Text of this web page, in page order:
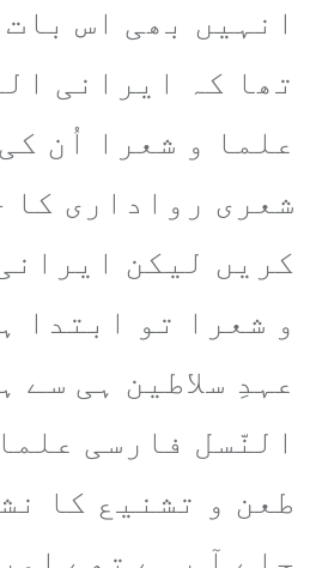
انہیں بھی اس
تھا کہ ایرانی
علما و شعرا اُن
شعری رواداری کا
کریں لیکن
و شعرا تو ابتدا
عہدِ سلاطین ہی سے
النّسل فارسی
طعن و تشنیع کا